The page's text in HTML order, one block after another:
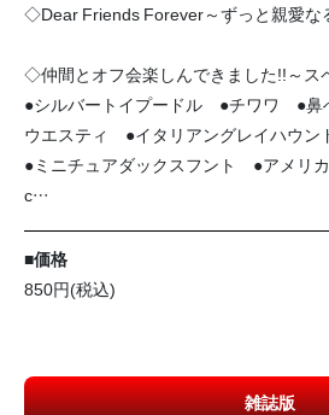
◇Dear Friends Forever～ずっと親愛な
◇仲間とオフ会楽しんできました!!～ス
●シルバートイプードル ●チワワ ●
ウエスティ ●イタリアングレイハウ
●ミニチュアダックスフント ●アメリ
c…
■価格
850円(税込)
雑誌版